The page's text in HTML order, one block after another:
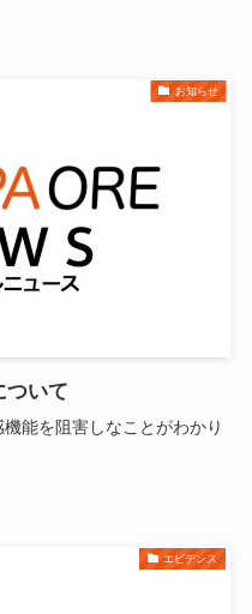
お知らせ
ついて
能を阻害しなことがわかり
エビデンス